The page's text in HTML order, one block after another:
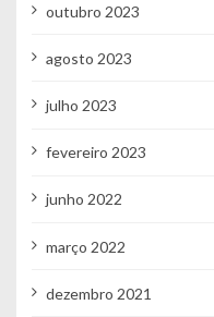
outubro 2023
agosto 2023
julho 2023
fevereiro 2023
junho 2022
março 2022
dezembro 2021